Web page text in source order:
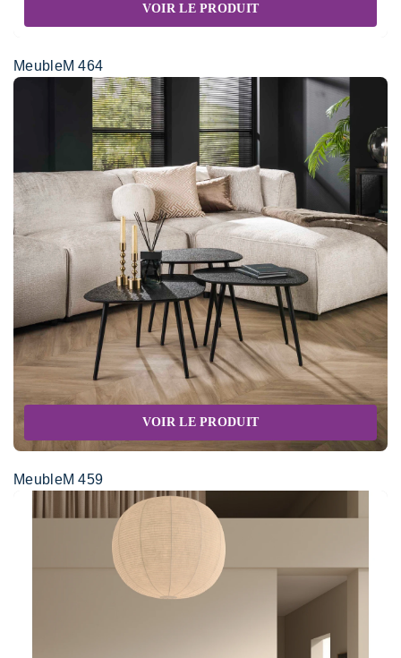
VOIR LE PRODUIT
MeubleM 464
VOIR LE PRODUIT
MeubleM 459